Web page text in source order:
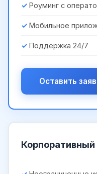
Роуминг с
Мобильное
Поддержка 24/7
Оставить
Корпоративный